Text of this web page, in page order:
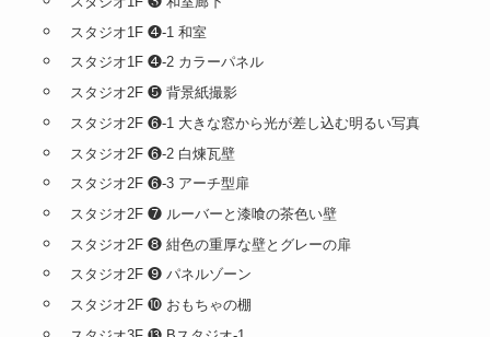
地下鉄でアクセス
京都地下鉄東野駅からのアクセス動画
JR山科駅からのアクセス
スタジオと撮影画像
スタジオ1F ❶ 漆喰白壁
スタジオ1F ❷ 和風扉
スタジオ1F ❸ 和室廊下
スタジオ1F ❹-1 和室
スタジオ1F ❹-2 カラーパネル
スタジオ2F ❺ 背景紙撮影
スタジオ2F ❻-1 大きな窓から光が差し込む明るい写真